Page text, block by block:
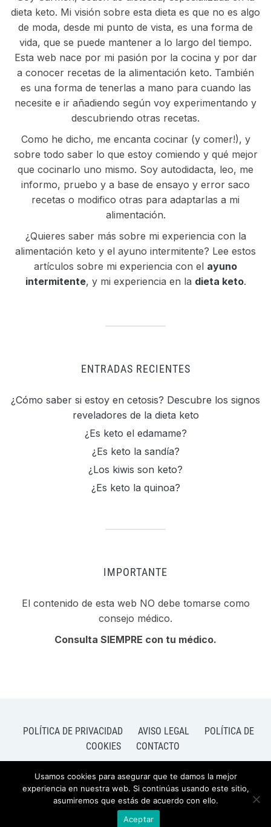
dieta keto. Mi visión sobre esta dieta es que no es algo
de moda, desde mi punto de vista, es una forma de
vida, que se puede mantener a lo largo del tiempo.
Esta web nace por mi pasión por la cocina y por dar
a conocer recetas de la alimentación keto. También
es una forma de tenerlas a mano para cuando las
necesite e ir añadiendo según voy experimentando y
descubriendo otras recetas.
Como he dicho, me encanta cocinar (y comer!), y
sobre todo saber lo que estoy comiendo y qué mejor
que cocinarlo uno mismo. Soy autodidacta, leo, me
informo, pruebo y a base de ensayo y error saco
recetas o modifico otras para adaptarlas a mi
alimentación.
¿Quieres saber más sobre mi experiencia con la
alimentación keto y el ayuno intermitente? Lee estos
artículos sobre mi experiencia con el ayuno
intermitente, y mi experiencia en la dieta keto.
ENTRADAS RECIENTES
¿Cómo saber si estoy en cetosis? Descubre los signos
reveladores de la dieta keto
¿Es keto el edamame?
¿Es keto la sandía?
¿Los kiwis son keto?
¿Es keto la quinoa?
IMPORTANTE
El contenido de esta web NO debe tomarse como
consejo médico.
Consulta SIEMPRE con tu médico.
POLÍTICA DE PRIVACIDAD AVISO LEGAL
POLÍTICA DE
COOKIES
CONTACTO
FUNCIONA GRACIAS AWORDPRESS. TEMA FOODICA PARA WORDPRESS POR
WPZOOM.
Usamos cookies para asegurar que te damos la mejor
experiencia en nuestra web. Si continúas usando este sitio,
asumiremos que estás de acuerdo con ello.
Aceptar